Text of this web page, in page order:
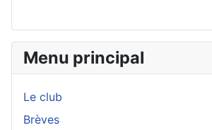
Menu principal
Le club
Brèves